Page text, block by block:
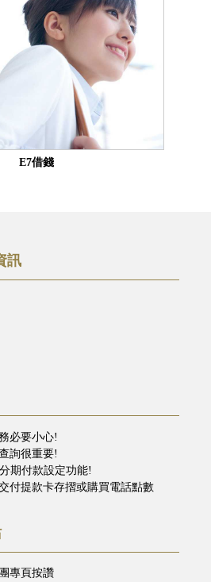
E7借錢
訊
必要小心!
詢很重要!
期付款設定功能!
付提款卡存摺或購買電話點數
專頁按讚